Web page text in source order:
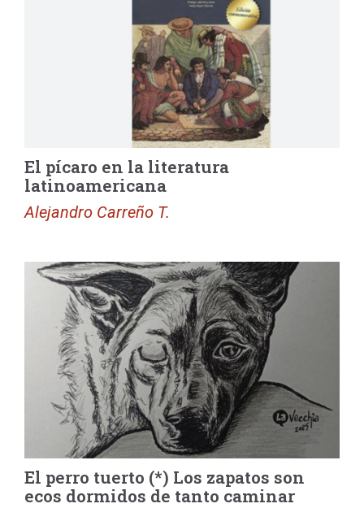
El pícaro en la literatura
latinoamericana
Alejandro Carreño T.
El perro tuerto (*) Los zapatos son
ecos dormidos de tanto caminar